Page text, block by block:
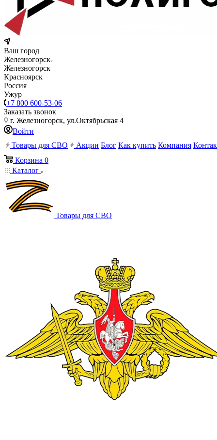
Ваш город
Железногорск
Железногорск
Красноярск
Россия
Ужур
+7 800 600-53-06
Заказать звонок
г. Железногорск, ул.Октябрьская 4
Войти
Товары для СВО
Акции Блог Как купить Компания
Корзина 0
Каталог
Товары для СВО